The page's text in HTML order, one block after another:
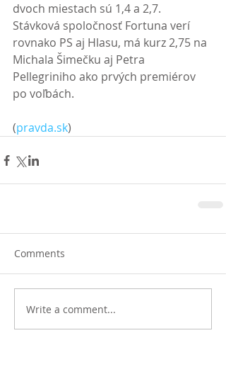
dvoch miestach sú 1,4 a 2,7.
Stávková spoločnosť Fortuna verí
rovnako PS aj Hlasu, má kurz 2,75 na
Michala Šimečku aj Petra
Pellegriniho ako prvých premiérov
po voľbách.
(pravda.sk)
Comments
Write a comment...